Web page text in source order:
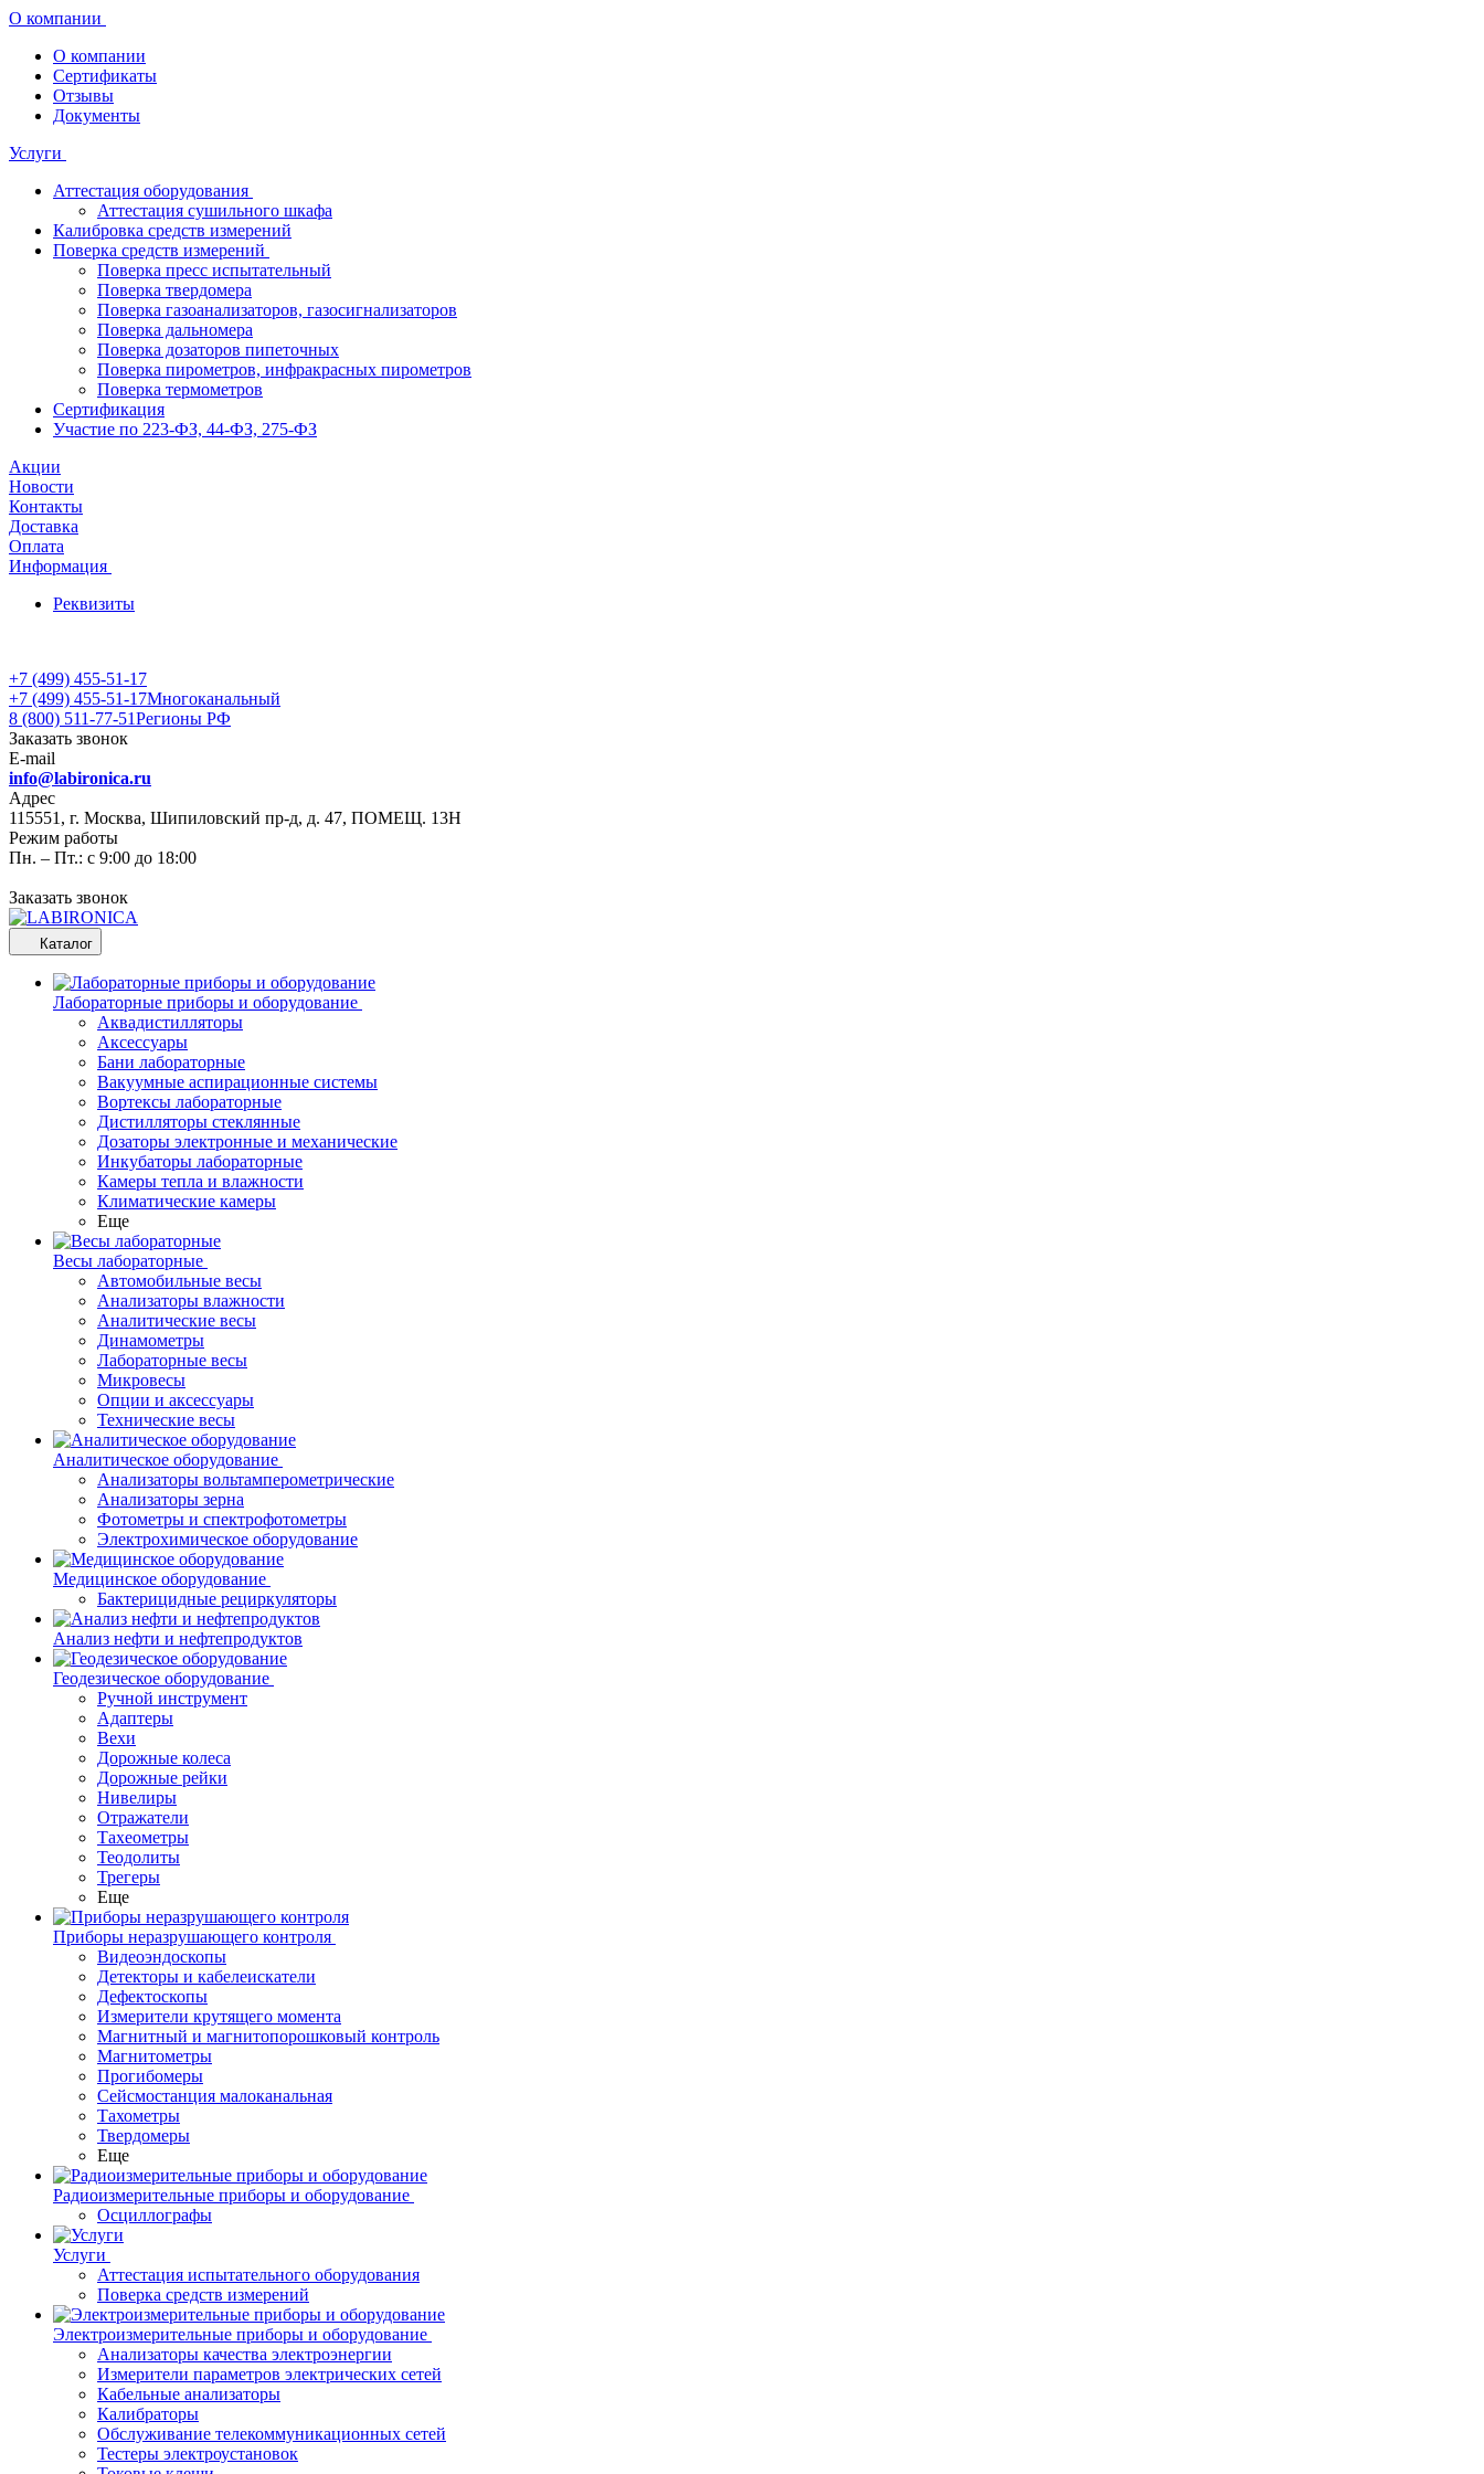
О компании
О компании
Сертификаты
Отзывы
Документы
Услуги
Аттестация оборудования
Аттестация сушильного шкафа
Калибровка средств измерений
Поверка средств измерений
Поверка пресс испытательный
Поверка твердомера
Поверка газоанализаторов, газосигнализаторов
Поверка дальномера
Поверка дозаторов пипеточных
Поверка пирометров, инфракрасных пирометров
Поверка термометров
Сертификация
Участие по 223-ФЗ, 44-ФЗ, 275-ФЗ
Акции
Новости
Контакты
Доставка
Оплата
Информация
Реквизиты
+7 (499) 455-51-17
+7 (499) 455-51-17Многоканальный
8 (800) 511-77-51Регионы РФ
Заказать звонок
E-mail
info@labironica.ru
Адрес
115551, г. Москва, Шипиловский пр-д, д. 47, ПОМЕЩ. 13Н
Режим работы
Пн. – Пт.: с 9:00 до 18:00
Заказать звонок
Каталог
Лабораторные приборы и оборудование
Аквадистилляторы
Аксессуары
Бани лабораторные
Вакуумные аспирационные системы
Вортексы лабораторные
Дистилляторы стеклянные
Дозаторы электронные и механические
Инкубаторы лабораторные
Камеры тепла и влажности
Климатические камеры
Еще
Весы лабораторные
Автомобильные весы
Анализаторы влажности
Аналитические весы
Динамометры
Лабораторные весы
Микровесы
Опции и аксессуары
Технические весы
Аналитическое оборудование
Анализаторы вольтамперометрические
Анализаторы зерна
Фотометры и спектрофотометры
Электрохимическое оборудование
Медицинское оборудование
Бактерицидные рециркуляторы
Анализ нефти и нефтепродуктов
Геодезическое оборудование
Ручной инструмент
Адаптеры
Вехи
Дорожные колеса
Дорожные рейки
Нивелиры
Отражатели
Тахеометры
Теодолиты
Трегеры
Еще
Приборы неразрушающего контроля
Видеоэндоскопы
Детекторы и кабелеискатели
Дефектоскопы
Измерители крутящего момента
Магнитный и магнитопорошковый контроль
Магнитометры
Прогибомеры
Сейсмостанция малоканальная
Тахометры
Твердомеры
Еще
Радиоизмерительные приборы и оборудование
Осциллографы
Услуги
Аттестация испытательного оборудования
Поверка средств измерений
Электроизмерительные приборы и оборудование
Анализаторы качества электроэнергии
Измерители параметров электрических сетей
Кабельные анализаторы
Калибраторы
Обслуживание телекоммуникационных сетей
Тестеры электроустановок